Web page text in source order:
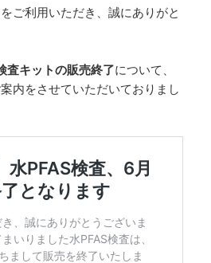
ご利用いただき、誠にありがと
査キットの販売終了について、
内をさせていただいておりまし